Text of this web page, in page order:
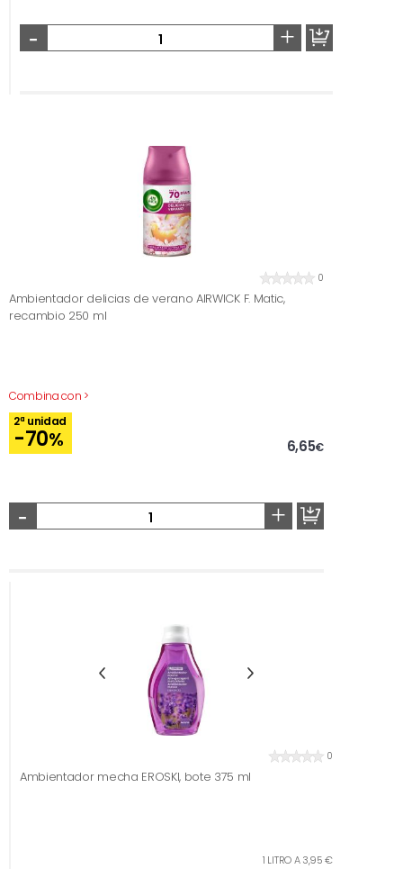
- +
0
Ambientador delicias de verano AIRWICK F. Matic,
recambio 250 ml
Combina con >
2ª unidad
-70% 6,65€
- +
0
Ambientador mecha EROSKI, bote 375 ml
1 LITRO A 3,95 €